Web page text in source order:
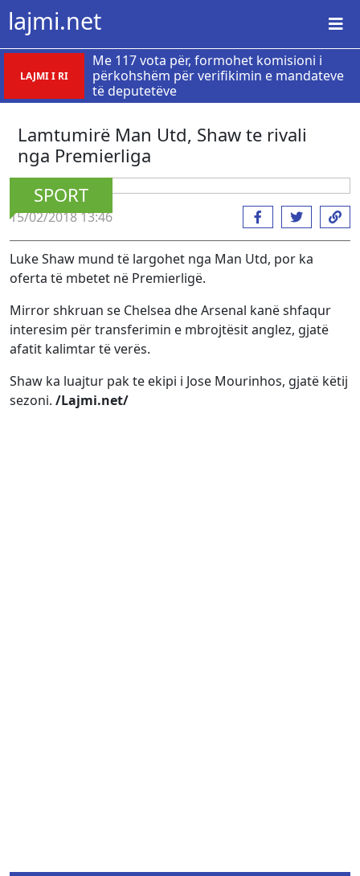
lajmi.net
LAJMI I RI
Me 117 vota për, formohet komisioni i
përkohshëm për verifikimin e mandateve
të deputetëve
Lamtumirë Man Utd, Shaw te rivali
nga Premierliga
SPORT
15/02/2018 13:46
Luke Shaw mund të largohet nga Man Utd, por ka
oferta të mbetet në Premierligë.
Mirror shkruan se Chelsea dhe Arsenal kanë shfaqur
interesim për transferimin e mbrojtësit anglez, gjatë
afatit kalimtar të verës.
Shaw ka luajtur pak te ekipi i Jose Mourinhos, gjatë këtij
sezoni. /Lajmi.net/